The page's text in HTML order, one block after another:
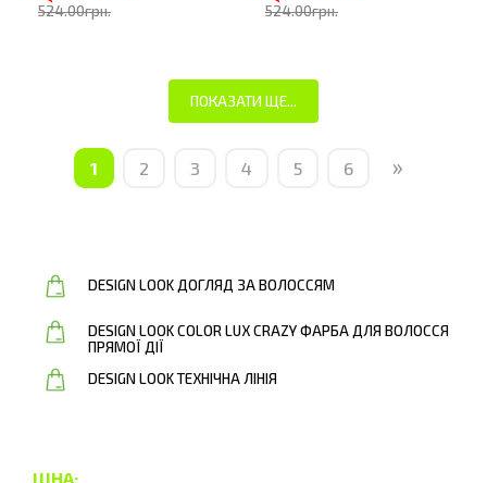
524.00грн. 524.00грн.
ПОКАЗАТИ ЩЕ...
1 2 3 4 5 6 »
DESIGN LOOK ДОГЛЯД ЗА ВОЛОССЯМ
DESIGN LOOK COLOR LUX CRAZY ФАРБА ДЛЯ ВОЛОССЯ
ПРЯМОЇ ДІЇ
DESIGN LOOK ТЕХНІЧНА ЛІНІЯ
ЦІНА: